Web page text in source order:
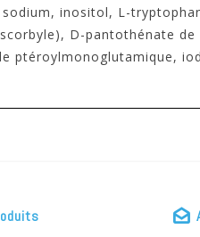
inositol, L-
D-pantothénate
ptéroylmonoglutamique,